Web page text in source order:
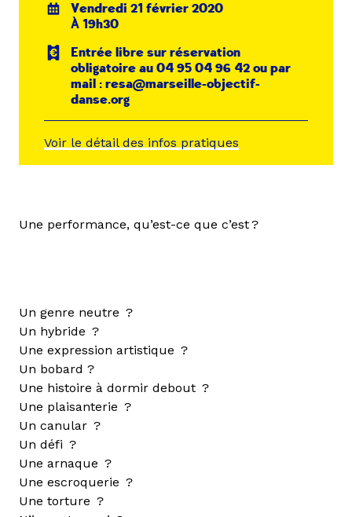
Vendredi 21 février 2020
À 19h30
Entrée libre sur réservation
obligatoire au 04 95 04 96 42 ou par
mail : resa@marseille-objectif-
danse.org
Voir le détail des infos pratiques
Une performance, qu’est-ce que c’est ?
Un genre neutre ?
Un hybride ?
Une expression artistique ?
Un bobard ?
Une histoire à dormir debout ?
Une plaisanterie ?
Un canular ?
Un défi ?
Une arnaque ?
Une escroquerie ?
Une torture ?